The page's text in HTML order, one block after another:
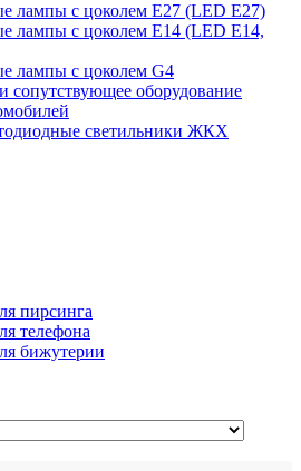
лампы с цоколем Е27 (LED E27)
лампы с цоколем Е14 (LED E14,
лампы с цоколем G4
сопутствующее оборудование
светильники ЖКХ
пирсинга
телефона
бижутерии